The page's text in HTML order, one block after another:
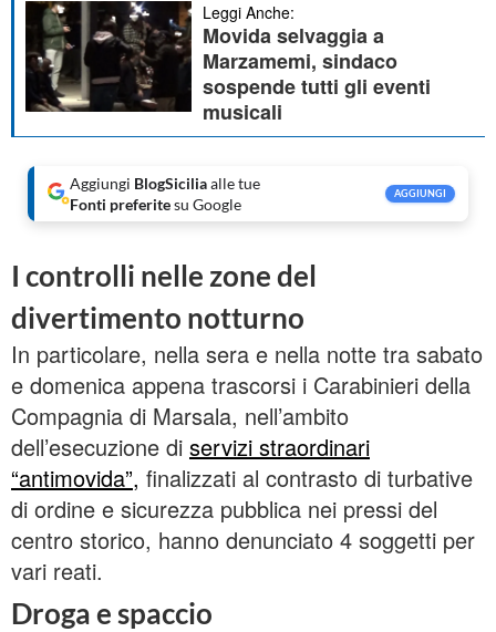
Leggi Anche:
Movida selvaggia a
Marzamemi, sindaco
sospende tutti gli eventi
musicali
Aggiungi BlogSiciliaalle tue
Fonti preferitesu Google
AGGIUNGI
I controlli nelle zone del
divertimento notturno
In particolare, nella sera e nella notte tra sabato
e domenica appena trascorsi i Carabinieri della
Compagnia di Marsala, nell’ambito
dell’esecuzione di servizi straordinari
“antimovida”, finalizzati al contrasto di turbative
di ordine e sicurezza pubblica nei pressi del
centro storico, hanno denunciato 4 soggetti per
vari reati.
Droga e spaccio